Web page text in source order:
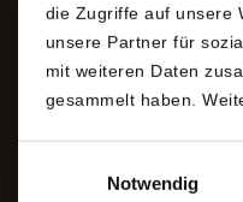
die Zugriffe auf unsere
unsere Partner für
mit weiteren Daten
gesammelt haben.
Notwendig